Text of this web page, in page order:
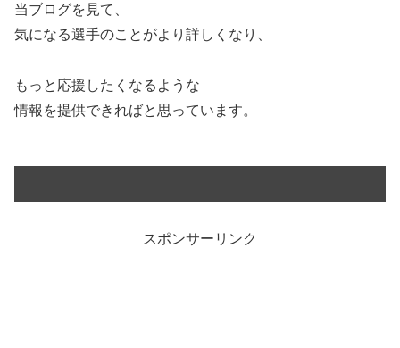
当ブログを見て、
気になる選手のことがより詳しくなり、
もっと応援したくなるような
情報を提供できればと思っています。
スポンサーリンク